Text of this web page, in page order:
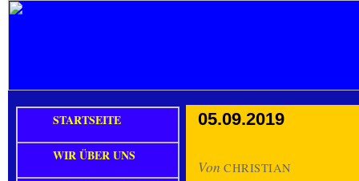
05.09.2019
Von CHRISTIAN
STARTSEITE
WIR ÜBER UNS